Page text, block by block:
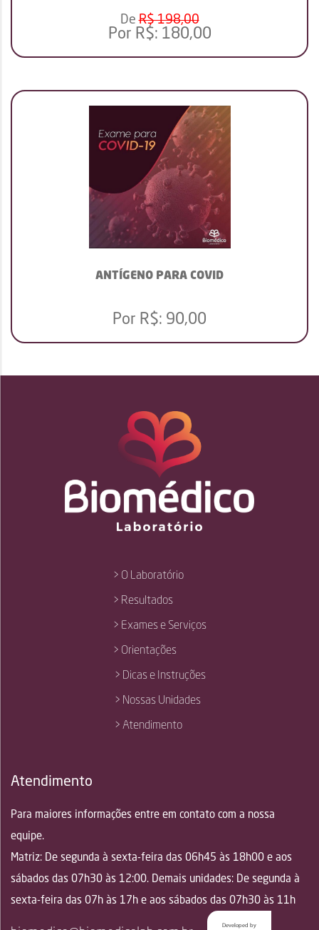
DeR$ 198,00
Por R$: 180,00
ANTÍGENO PARA COVID
Por R$: 90,00
> O Laboratório
> Resultados
> Exames e Serviços
> Orientações
> Dicas e Instruções
> Nossas Unidades
> Atendimento
Atendimento
Para maiores informações entre em contato com a nossa
equipe.
Matriz: De segunda à sexta-feira das 06h45 às 18h00 e aos
sábados das 07h30 às 12:00. Demais unidades: De segunda à
sexta-feira das 07h às 17h e aos sábados das 07h30 às 11h